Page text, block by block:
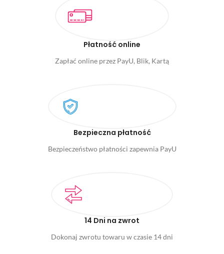
Płatność online
Zapłać online przez PayU, Blik, Kartą
Bezpieczna płatność
Bezpieczeństwo płatności zapewnia PayU
14 Dni na zwrot
Dokonaj zwrotu towaru w czasie 14 dni